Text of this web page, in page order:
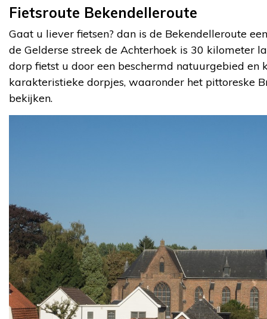
Fietsroute Bekendelleroute
Gaat u liever fietsen? dan is de Bekendelleroute
de Gelderse streek de Achterhoek is 30 kilometer
dorp fietst u door een beschermd natuurgebied en
karakteristieke dorpjes, waaronder het pittoreske
bekijken.